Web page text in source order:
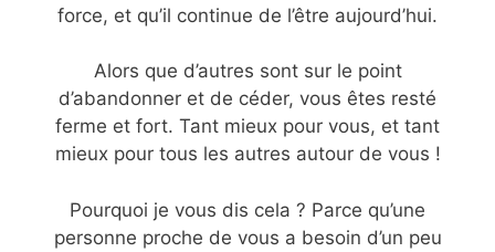
force, et qu’il continue de l’être aujourd’hui.
Alors que d’autres sont sur le point
d’abandonner et de céder, vous êtes resté
ferme et fort. Tant mieux pour vous, et tant
mieux pour tous les autres autour de vous !
Pourquoi je vous dis cela ? Parce qu’une
personne proche de vous a besoin d’un peu